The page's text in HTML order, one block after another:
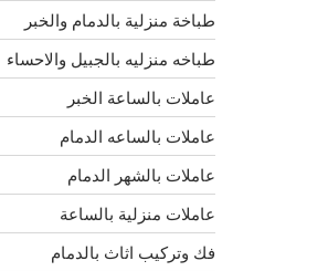
طباخة منزلية بالدمام والخبر
طباخه منزليه بالجبيل والاحساء
عاملات بالساعة الخبر
عاملات بالساعه الدمام
عاملات بالشهر الدمام
عاملات منزلية بالساعة
فك وتركيب اثاث بالدمام